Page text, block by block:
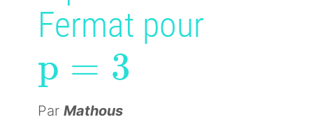
Fermat pour
p=3
p = 3
Par Mathous